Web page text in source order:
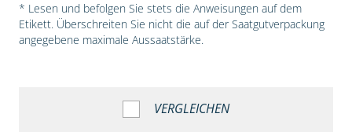
* Lesen und befolgen Sie stets die Anweisungen auf dem
Etikett. Überschreiten Sie nicht die auf der Saatgutverpackung
angegebene maximale Aussaatstärke.
VERGLEICHEN